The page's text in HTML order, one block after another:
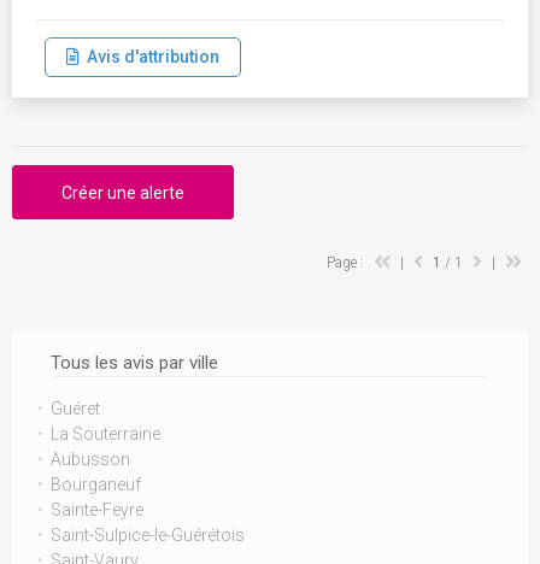
Tous les avis par ville
Guéret
La Souterraine
Aubusson
Bourganeuf
Sainte-Feyre
Saint-Sulpice-le-Guérétois
Avis d'attribution
Créer une alerte
Page : 1 / 1